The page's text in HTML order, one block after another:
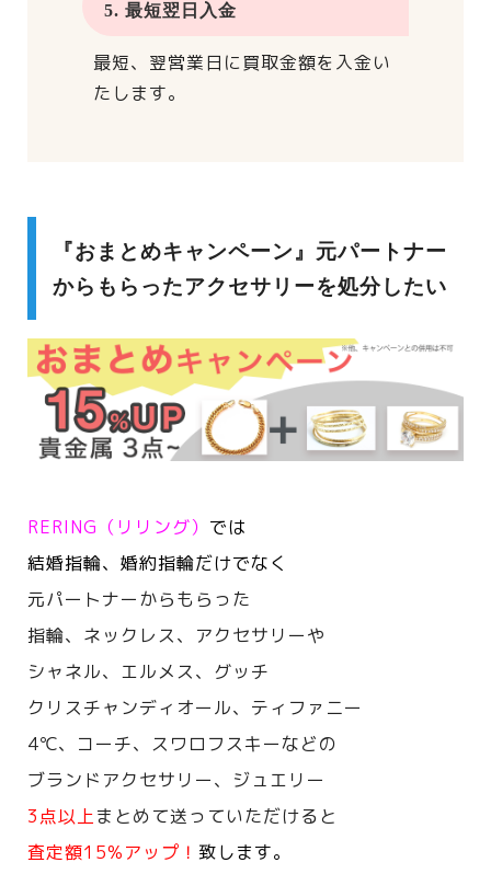
5. 最短翌日入金
最短、翌営業日に買取金額を入金い
たします。
『おまとめキャンペーン』元パートナー
からもらったアクセサリーを処分したい
RERING（リリング） では
結婚指輪、婚約指輪だけでなく
元パートナーからもらった
指輪、ネックレス、アクセサリーや
シャネル、エルメス、 グッチ
クリスチャンディオール、ティファニー
4℃、コーチ、スワロフスキーなどの
ブランドアクセサリー、ジュエリー
3点以上まとめて送っていただけると
査定額15%アップ！ 致します。